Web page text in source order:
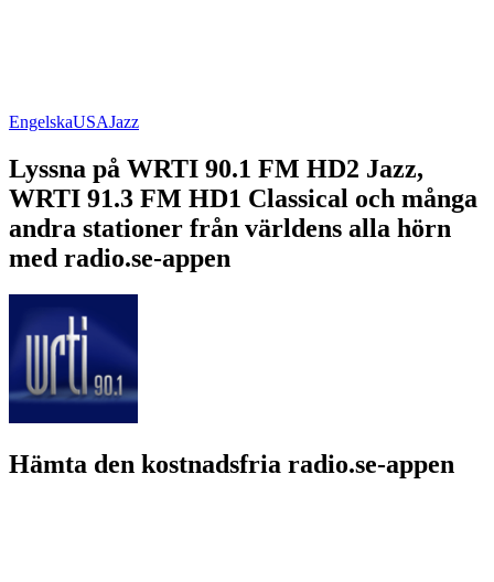
EngelskaUSAJazz
Lyssna på WRTI 90.1 FM HD2 Jazz,
WRTI 91.3 FM HD1 Classical och många
andra stationer från världens alla hörn
med radio.se-appen
Hämta den kostnadsfria radio.se-appen